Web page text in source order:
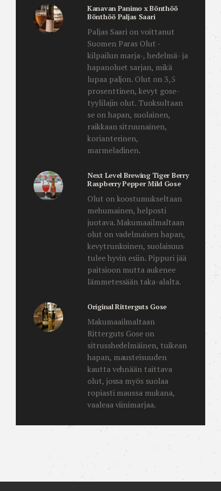
Kanavan Panimo x Bönthöö
Bönthöö Paljas Saari
Paljas Saari on voittanut
Suomen Paras Olut -
kilpailun marja-, hedelmä- ja
hapanoluet sarjan, mikä
lupaa paljon. Olut on 3,5
prosenttinen, kevyt gose-
tyylilajin olut. Tuoksultaan
se on hapan, suolainen,
raikkaan sitruunainen,
korianterinen,
marmeladinen.
Next Level Brewing Tiger Berry
Raspberry Pepper Mild Gose
Olut on koostumukseltaan
mehumainen, helposti
juotava. Makumaailmaltaan
olut on vadelmaisen hapan,
kevytrunkoinen, suolaisuus
tulee hyvin esiin. Pippuri jää
paitsioon mutta aukenee
lämmetessään taka-alalta.
Original Ritterguts Gose
Makumaailmaltaan
Ritterguts Gose on
sitrusshedelmäinen, tuikean
hapan, mausteisuuden
kautta vehnään taittava
olut, jossa myös suolaa
ropiasti maussa mukana,
vaaleaa viinimarjaa.